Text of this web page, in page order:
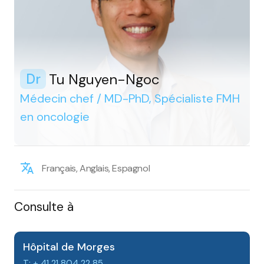
Dr Tu Nguyen-Ngoc
Médecin chef / MD-PhD, Spécialiste FMH
en oncologie
Français, Anglais, Espagnol
Consulte à
Hôpital de Morges